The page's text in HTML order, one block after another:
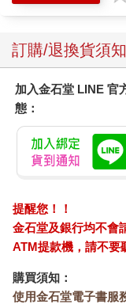
訂購/退換貨須知
加入金石堂 LINE 官
態：
提醒您！！
金石堂及銀行均不會
ATM提款機，請不要
購買須知：
使用金石堂電子書服